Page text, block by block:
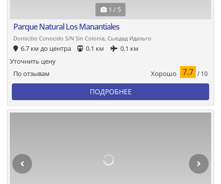
1 / 5
Parque Natural Los Manantiales
Domicilio Conocido S/N Sin Colonia, Сьюдад Идальго
6.7 км до центра 0.1 км 0.1 км
По отзывам Хорошо 7.7 / 10
Уточнить цену
ПОДРОБНЕЕ